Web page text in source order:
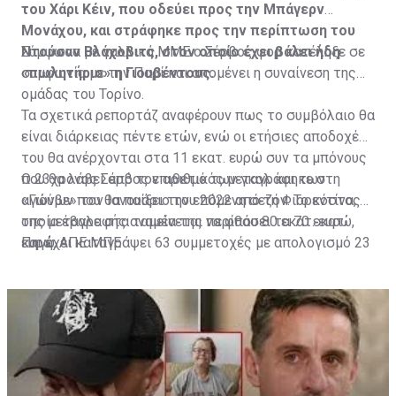
του Χάρι Κέιν, που οδεύει προς την Μπάγερν
Μονάχου, και στράφηκε προς την περίπτωση του
Ντούσαν Βλάχοβιτς, στον οποίο έχει βάλει ήδη
«πωλητήριο» η Γιουβέντους.
Σύμφωνα με γαλλικά ΜΜΕ ο Σέρβος φορ κατέληξε σε
συμφωνία με την Παρί και απομένει η συναίνεση της
ομάδας του Τορίνο.
Τα σχετικά ρεπορτάζ αναφέρουν πως το συμβόλαιο θα
είναι διάρκειας πέντε ετών, ενώ οι ετήσιες αποδοχές
του θα ανέρχονται στα 11 εκατ. ευρώ συν τα μπόνους
που θα λάβει από τον αριθμό των γκολ και των
αγώνων που θα παίξει την επόμενη σεζόν. Το κόστος
της μεταγραφής αναμένεται να φθάσει τα 70 εκατ.
ευρώ.
Ο 23χρονος Σέρβος επιθετικός μεταγράφηκε στη
«Γιούβε» τον Ιανουάριο του 2022 από τη Φιορεντίνα, η
οποία έβαλε στα ταμεία της περίπου 80 εκατ. ευρώ,
και έχει καταγράψει 63 συμμετοχές με απολογισμό 23
Πηγή: ΑΠΕ ΜΠΕ